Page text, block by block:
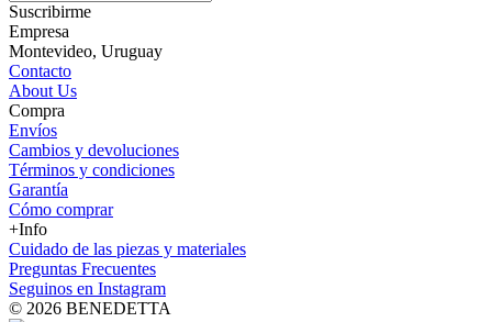
Suscribirme
Empresa
Montevideo, Uruguay
Contacto
About Us
Compra
Envíos
Cambios y devoluciones
Términos y condiciones
Garantía
Cómo comprar
+Info
Cuidado de las piezas y materiales
Preguntas Frecuentes
Seguinos en Instagram
© 2026 BENEDETTA